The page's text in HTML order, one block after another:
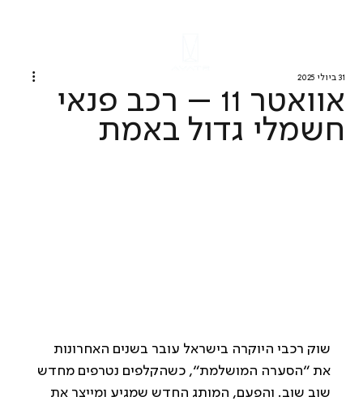
אוואטר 11 – רכב פנאי
חשמלי גדול באמת
31 ביולי 2025
שוק רכבי היוקרה בישראל עובר בשנים האחרונות
את ״הסערה המושלמת״, כשהקלפים נטרפים מחדש
שוב שוב. והפעם, המותג החדש שמגיע ומייצר את